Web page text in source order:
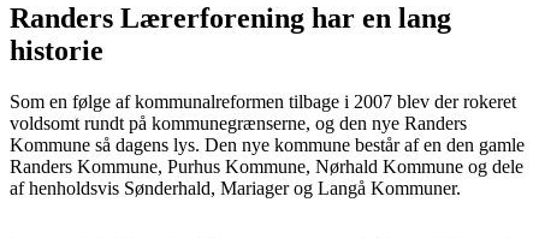
Randers Lærerforening har en lang
historie
Som en følge af kommunalreformen tilbage i 2007 blev der rokeret
voldsomt rundt på kommunegrænserne, og den nye Randers
Kommune så dagens lys. Den nye kommune består af en den gamle
Randers Kommune, Purhus Kommune, Nørhald Kommune og dele
af henholdsvis Sønderhald, Mariager og Langå Kommuner.